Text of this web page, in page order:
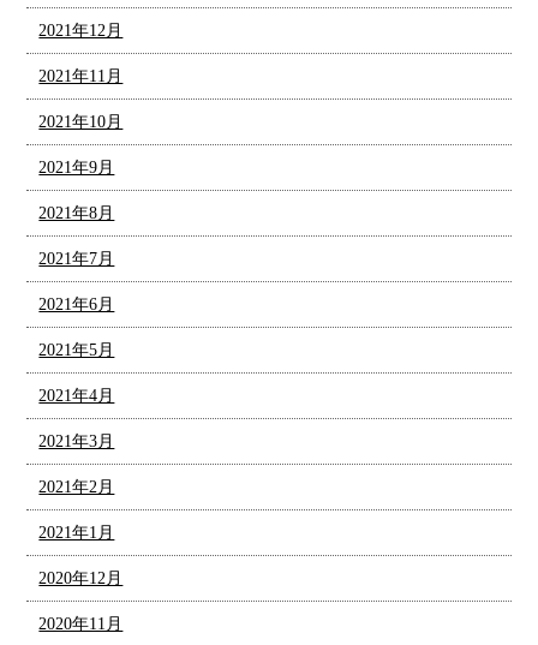
2021年12月
2021年11月
2021年10月
2021年9月
2021年8月
2021年7月
2021年6月
2021年5月
2021年4月
2021年3月
2021年2月
2021年1月
2020年12月
2020年11月